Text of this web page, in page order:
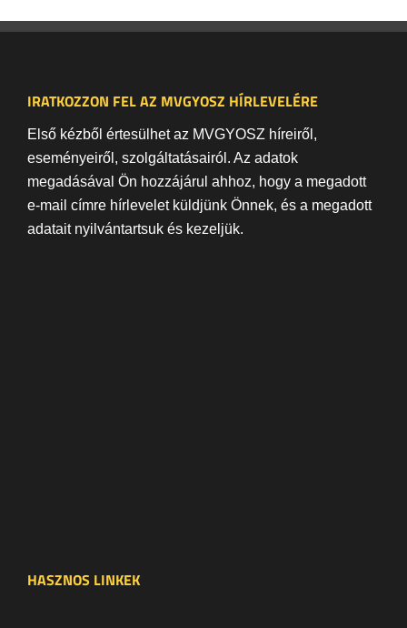
IRATKOZZON FEL AZ MVGYOSZ HÍRLEVELÉRE
Első kézből értesülhet az MVGYOSZ híreiről,
eseményeiről, szolgáltatásairól. Az adatok
megadásával Ön hozzájárul ahhoz, hogy a megadott
e-mail címre hírlevelet küldjünk Önnek, és a megadott
adatait nyilvántartsuk és kezeljük.
HASZNOS LINKEK